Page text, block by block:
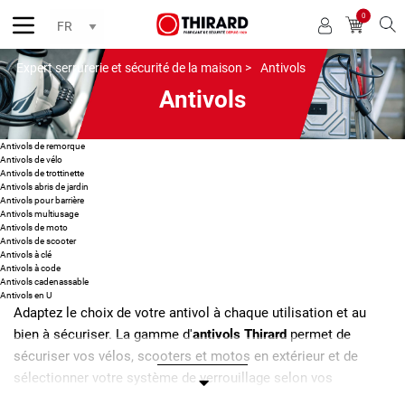
0
Expert serrurerie et sécurité de la maison > Antivols
Antivols
Antivols de remorque
Antivols de vélo
Antivols de trottinette
Antivols abris de jardin
Antivols pour barrière
Antivols multiusage
Antivols de moto
Antivols de scooter
Antivols à clé
Antivols à code
Antivols cadenassable
Antivols en U
Adaptez le choix de votre antivol à chaque utilisation et au
bien à sécuriser. La gamme d'antivols Thirard permet de
sécuriser vos vélos, scooters et motos en extérieur et de
sélectionner votre système de verrouillage selon vos